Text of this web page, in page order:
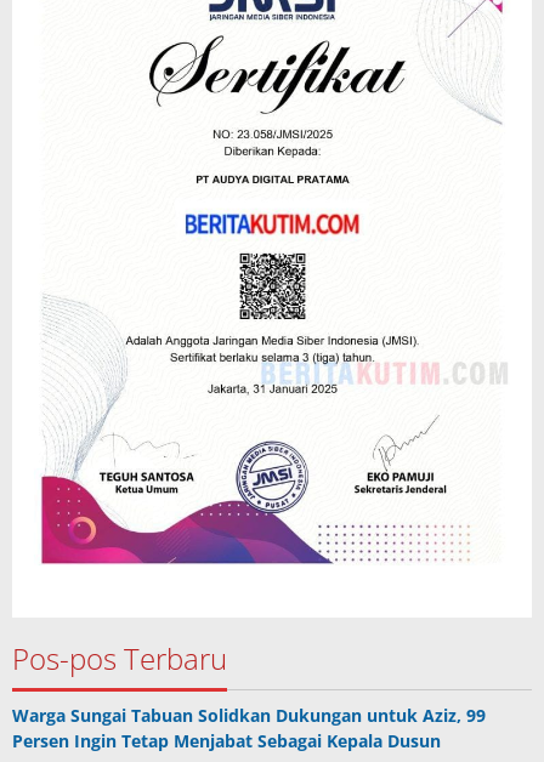
Pos-pos Terbaru
Warga Sungai Tabuan Solidkan Dukungan untuk Aziz, 99
Persen Ingin Tetap Menjabat Sebagai Kepala Dusun